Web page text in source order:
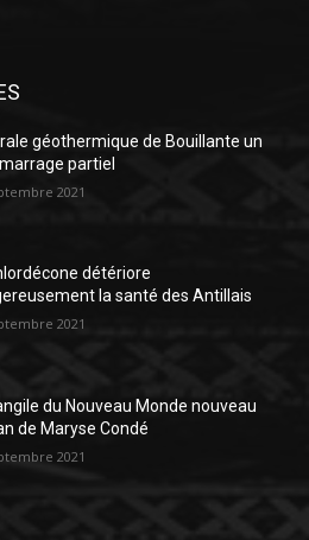
géothermique de Bouillante un
partiel
2021
détériore
la santé des Antillais
2021
du Nouveau Monde nouveau
de Maryse Condé
2021